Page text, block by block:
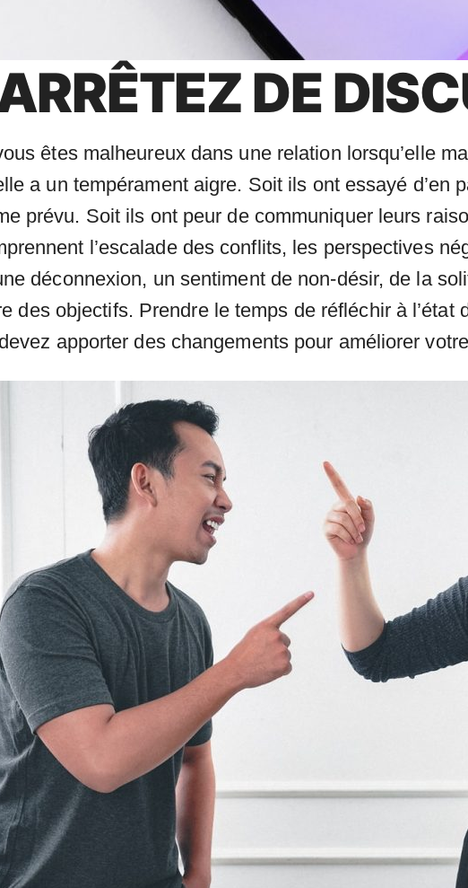
DE
êtes malheureux dans une relation lorsqu’elle
a un tempérament aigre. Soit ils ont essayé d’en
prévu. Soit ils ont peur de communiquer leurs
l’escalade des conflits, les perspectives
déconnexion, un sentiment de non-désir, de la
des objectifs. Prendre le temps de réfléchir à l’état
apporter des changements pour améliorer